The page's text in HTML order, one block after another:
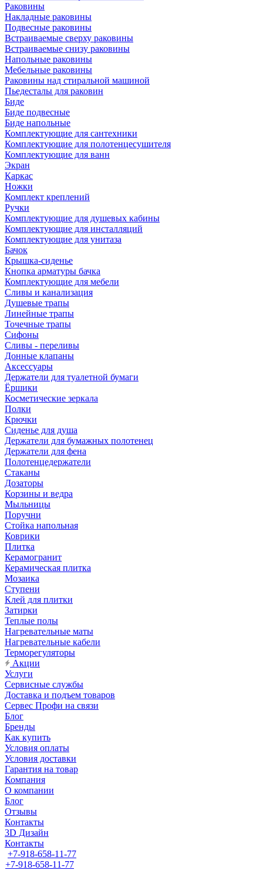
Раковины
Накладные раковины
Подвесные раковины
Встраиваемые сверху раковины
Встраиваемые снизу раковины
Напольные раковины
Мебельные раковины
Раковины над стиральной машиной
Пьедесталы для раковин
Биде
Биде подвесные
Биде напольные
Комплектующие для сантехники
Комплектующие для полотенцесушителя
Комплектующие для ванн
Экран
Каркас
Ножки
Комплект креплений
Ручки
Комплектующие для душевых кабины
Комплектующие для инсталляций
Комплектующие для унитаза
Бачок
Крышка-сиденье
Кнопка арматуры бачка
Комплектующие для мебели
Сливы и канализация
Душевые трапы
Линейные трапы
Точечные трапы
Сифоны
Сливы - переливы
Донные клапаны
Аксессуары
Держатели для туалетной бумаги
Ёршики
Косметические зеркала
Полки
Крючки
Сиденье для душа
Держатели для бумажных полотенец
Держатели для фена
Полотенцедержатели
Стаканы
Дозаторы
Корзины и ведра
Мыльницы
Поручни
Стойка напольная
Коврики
Плитка
Керамогранит
Керамическая плитка
Мозаика
Ступени
Клей для плитки
Затирки
Теплые полы
Нагревательные маты
Нагревательные кабели
Терморегуляторы
Акции
Услуги
Сервисные службы
Доставка и подъем товаров
Сервес Профи на связи
Блог
Бренды
Как купить
Условия оплаты
Условия доставки
Гарантия на товар
Компания
О компании
Блог
Отзывы
Контакты
3D Дизайн
Контакты
+7-918-658-11-77
+7-918-658-11-77